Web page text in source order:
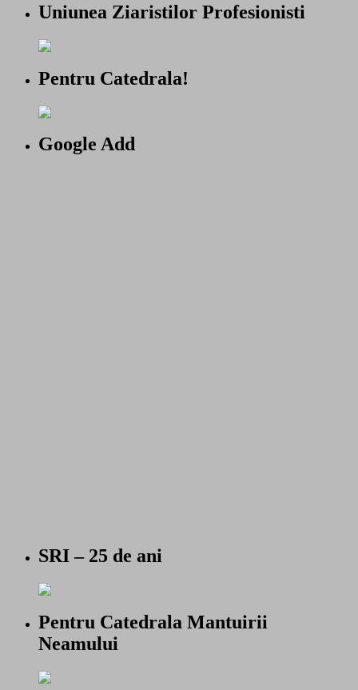
Uniunea Ziaristilor Profesionisti
Pentru Catedrala!
Google Add
SRI – 25 de ani
Pentru Catedrala Mantuirii
Neamului